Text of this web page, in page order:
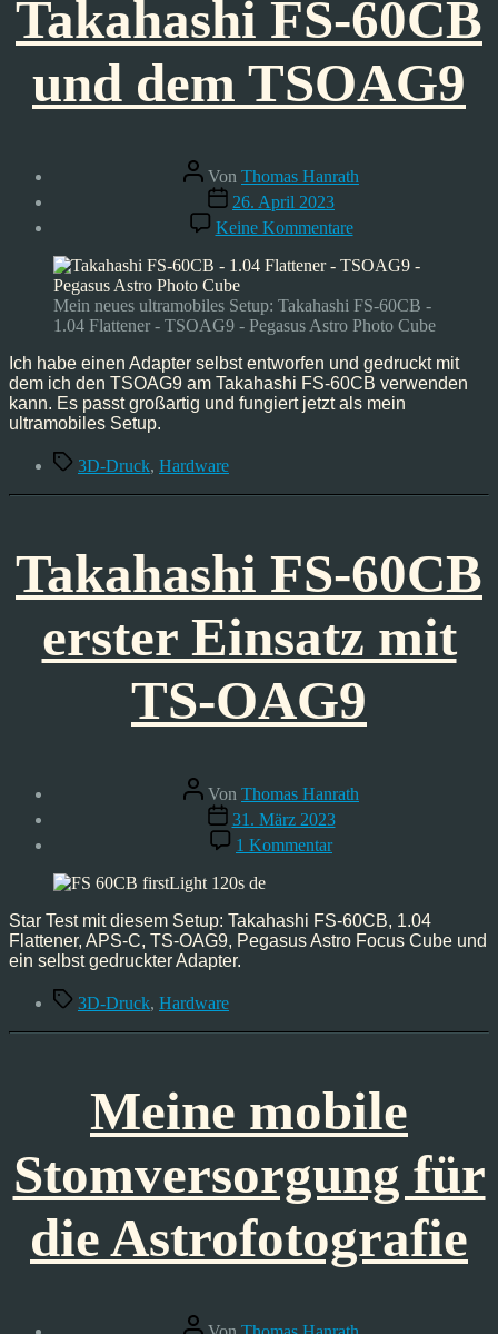
Takahashi FS-60CB
und dem TSOAG9
Beitragsautor
Von Thomas Hanrath
Veröffentlichungsdatum
26. April 2023
Keine Kommentarezu
3D
Adapter
dem
Takahashi
60CB
und
dem
Mein neues ultramobiles Setup: Takahashi FS-60CB -
1.04 Flattener - TSOAG9 - Pegasus Astro Photo Cube
Ich habe einen Adapter selbst entworfen und gedruckt mit
dem ich den TSOAG9 am Takahashi FS-60CB verwenden
kann. Es passt großartig und fungiert jetzt als mein
ultramobiles Setup.
Schlagwörter
3D-Druck, Hardware
Takahashi FS-60CB
erster Einsatz mit
TS-OAG9
Beitragsautor
Von Thomas Hanrath
Veröffentlichungsdatum
31. März 2023
1 Kommentarzu
Takahashi
erster
Einsatz
Star Test mit diesem Setup: Takahashi FS-60CB, 1.04
Flattener, APS-C, TS-OAG9, Pegasus Astro Focus Cube und
ein selbst gedruckter Adapter.
Schlagwörter
3D-Druck, Hardware
Meine mobile
Stomversorgung für
die Astrofotografie
Beitragsautor